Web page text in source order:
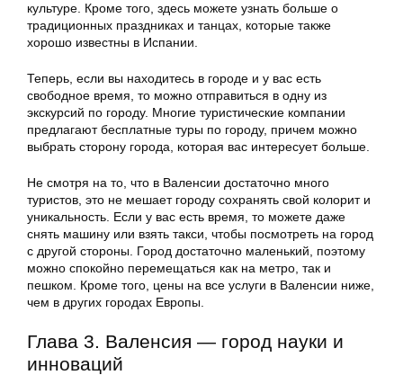
культуре. Кроме того, здесь можете узнать больше о
традиционных праздниках и танцах, которые также
хорошо известны в Испании.
Теперь, если вы находитесь в городе и у вас есть
свободное время, то можно отправиться в одну из
экскурсий по городу. Многие туристические компании
предлагают бесплатные туры по городу, причем можно
выбрать сторону города, которая вас интересует больше.
Не смотря на то, что в Валенсии достаточно много
туристов, это не мешает городу сохранять свой колорит и
уникальность. Если у вас есть время, то можете даже
снять машину или взять такси, чтобы посмотреть на город
с другой стороны. Город достаточно маленький, поэтому
можно спокойно перемещаться как на метро, так и
пешком. Кроме того, цены на все услуги в Валенсии ниже,
чем в других городах Европы.
Глава 3. Валенсия — город науки и
инноваций